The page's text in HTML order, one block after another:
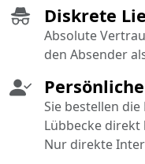
Diskrete
Absolute
den Absender
Sie bestellen
Lübbecke direkt
Nur direkte